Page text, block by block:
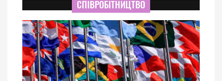
СПІВРОБІТНИЦТВО